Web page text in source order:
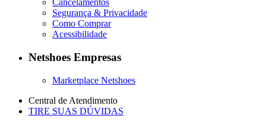
Cancelamentos
Segurança & Privacidade
Como Comprar
Acessibilidade
Netshoes Empresas
Marketplace Netshoes
Central de Atendimento
TIRE SUAS DÚVIDAS